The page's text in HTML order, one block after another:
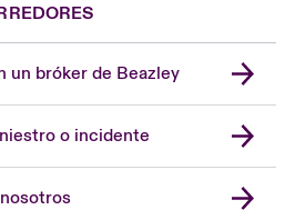
un bróker de Beazley
o incidente